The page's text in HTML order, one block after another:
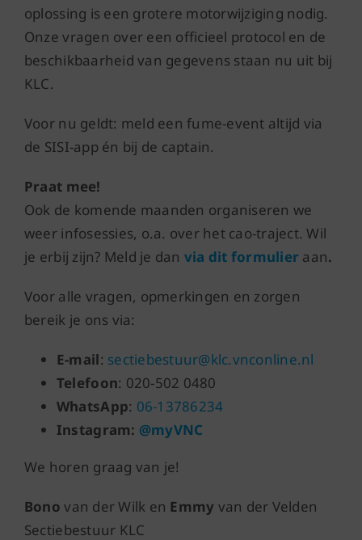
oplossing is een grotere motorwijziging nodig.
Onze vragen over een officieel protocol en de
beschikbaarheid van gegevens staan nu uit bij
KLC.
Voor nu geldt: meld een fume-event altijd via
de SISI-app én bij de captain.
Praat mee!
Ook de komende maanden organiseren we
weer infosessies, o.a. over het cao-traject. Wil
je erbij zijn? Meld je dan via dit formulier aan.
Voor alle vragen, opmerkingen en zorgen
bereik je ons via:
E-mail: sectiebestuur@klc.vnconline.nl
Telefoon: 020-502 0480
WhatsApp: 06-13786234
Instagram: @myVNC
We horen graag van je!
Bono van der Wilk en Emmy van der Velden
Sectiebestuur KLC